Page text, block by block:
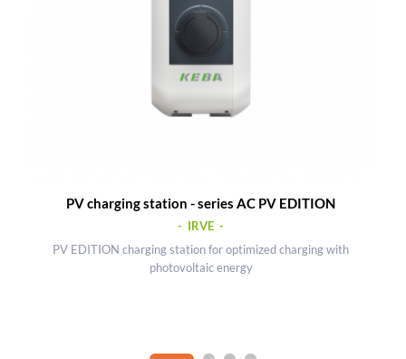
PV charging station - series AC PV EDITION
- IRVE -
PV EDITION charging station for optimized charging with
photovoltaic energy